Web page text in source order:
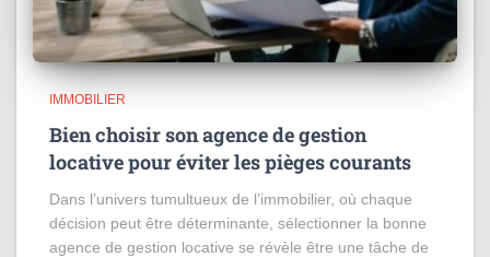
IMMOBILIER
Bien choisir son agence de gestion
locative pour éviter les pièges courants
Dans l’univers tumultueux de l’immobilier, où chaque
décision peut être déterminante, sélectionner la bonne
agence de gestion locative se révèle être une tâche de